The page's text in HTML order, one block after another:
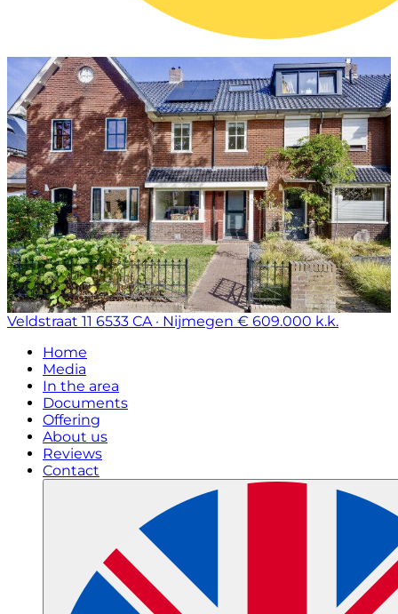
Veldstraat 11 6533 CA · Nijmegen € 609.000 k.k.
Home
Media
In the area
Documents
Offering
About us
Reviews
Contact